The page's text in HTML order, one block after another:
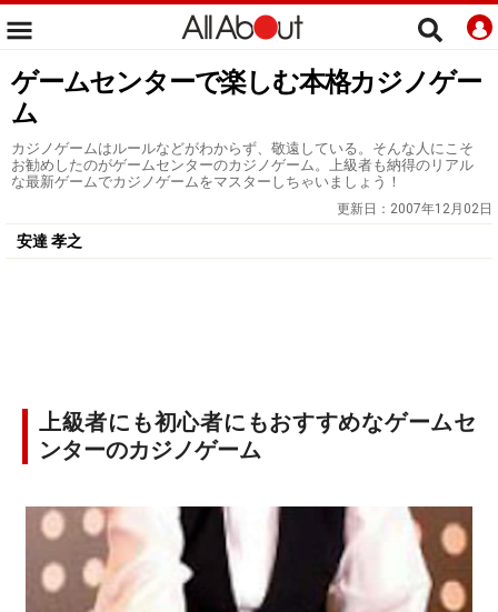
ゲームセンターで楽しむ本格カジノゲー
ム
カジノゲームはルールなどがわからず、敬遠している。そんな人にこそ
お勧めしたのがゲームセンターのカジノゲーム。上級者も納得のリアル
な最新ゲームでカジノゲームをマスターしちゃいましょう！
更新日： 2007年12月02日
安達 孝之
上級者にも初心者にもおすすめなゲームセ
ンターのカジノゲーム